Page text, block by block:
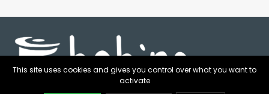
notify_engine
This site uses cookies and gives you control over what you want to
activate